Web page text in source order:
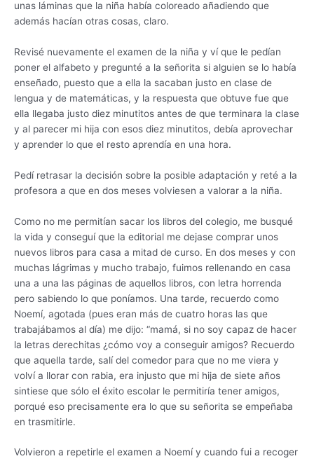
unas láminas que la niña había coloreado añadiendo que
además hacían otras cosas, claro.
Revisé nuevamente el examen de la niña y ví que le pedían
poner el alfabeto y pregunté a la señorita si alguien se lo había
enseñado, puesto que a ella la sacaban justo en clase de
lengua y de matemáticas, y la respuesta que obtuve fue que
ella llegaba justo diez minutitos antes de que terminara la clase
y al parecer mi hija con esos diez minutitos, debía aprovechar
y aprender lo que el resto aprendía en una hora.
Pedí retrasar la decisión sobre la posible adaptación y reté a la
profesora a que en dos meses volviesen a valorar a la niña.
Como no me permitían sacar los libros del colegio, me busqué
la vida y conseguí que la editorial me dejase comprar unos
nuevos libros para casa a mitad de curso. En dos meses y con
muchas lágrimas y mucho trabajo, fuimos rellenando en casa
una a una las páginas de aquellos libros, con letra horrenda
pero sabiendo lo que poníamos. Una tarde, recuerdo como
Noemí, agotada (pues eran más de cuatro horas las que
trabajábamos al día) me dijo: “mamá, si no soy capaz de hacer
la letras derechitas ¿cómo voy a conseguir amigos? Recuerdo
que aquella tarde, salí del comedor para que no me viera y
volví a llorar con rabia, era injusto que mi hija de siete años
sintiese que sólo el éxito escolar le permitiría tener amigos,
porqué eso precisamente era lo que su señorita se empeñaba
en trasmitirle.
Volvieron a repetirle el examen a Noemí y cuando fui a recoger